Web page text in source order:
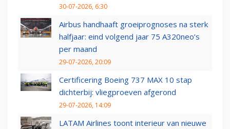
30-07-2026, 6:30
Airbus handhaaft groeiprognoses na sterk
halfjaar: eind volgend jaar 75 A320neo’s
per maand
29-07-2026, 20:09
Certificering Boeing 737 MAX 10 stap
dichterbij: vliegproeven afgerond
29-07-2026, 14:09
LATAM Airlines toont interieur van nieuwe